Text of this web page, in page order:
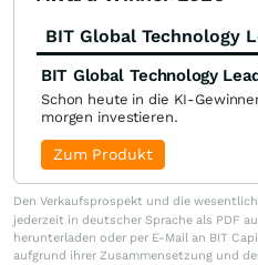
BIT Global Technology
BIT Global Technology
Schon heute in die KI-
morgen investieren.
Zum Produkt
Den Verkaufsprospekt und die
jederzeit in deutscher Sprache als PDF
herunterladen oder per E-Mail an BIT
aufgrund ihrer Zusammensetzung und